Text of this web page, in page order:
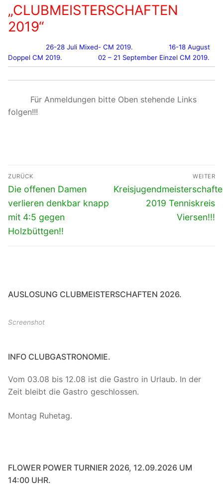
„CLUBMEISTERSCHAFTEN
2019“
26-28 Juli Mixed- CM 2019.
16-18 August
Doppel CM 2019.
02 – 21 September Einzel CM 2019.
Für Anmeldungen bitte Oben stehende Links
folgen!!!
Beitragsnavigation
ZURÜCK
Vorheriger
Beitrag:
Die offenen Damen
verlieren denkbar knapp
mit 4:5 gegen
Holzbüttgen!!
WEITER
Nächster
2019 Tenniskreis
Viersen!!!
AUSLOSUNG CLUBMEISTERSCHAFTEN 2026.
Screenshot
INFO CLUBGASTRONOMIE.
Vom 03.08 bis 12.08 ist die Gastro in Urlaub. In der
Zeit bleibt die Gastro geschlossen.
Montag Ruhetag.
FLOWER POWER TURNIER 2026, 12.09.2026 UM
14:00 UHR.